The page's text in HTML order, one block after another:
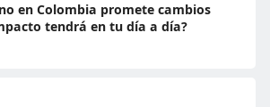
en Colombia promete cambios
tendrá en tu día a día?